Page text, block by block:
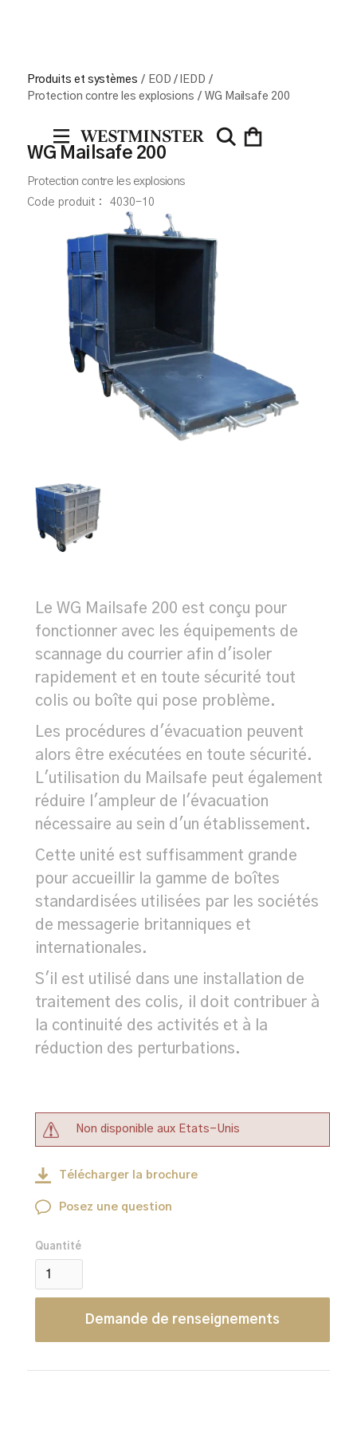
Produits et systèmes / EOD / IEDD /
Protection contre les explosions / WG Mailsafe 200
WG Mailsafe 200
Protection contre les explosions
Code produit :
4030-10
Le WG Mailsafe 200 est conçu pour
fonctionner avec les équipements de
scannage du courrier afin d'isoler
rapidement et en toute sécurité tout
colis ou boîte qui pose problème.
Les procédures d'évacuation peuvent
alors être exécutées en toute sécurité.
L'utilisation du Mailsafe peut également
réduire l'ampleur de l'évacuation
nécessaire au sein d'un établissement.
Cette unité est suffisamment grande
pour accueillir la gamme de boîtes
standardisées utilisées par les sociétés
de messagerie britanniques et
internationales.
S'il est utilisé dans une installation de
traitement des colis, il doit contribuer à
la continuité des activités et à la
réduction des perturbations.
Non disponible aux Etats-Unis
Télécharger la brochure
Posez une question
Quantité
Demande de renseignements